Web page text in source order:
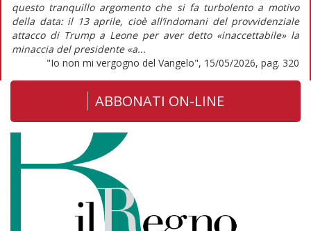
questo tranquillo argomento che si fa turbolento a motivo
della data: il 13 aprile, cioè all’indomani del provvidenziale
attacco di Trump a Leone per aver detto «inaccettabile» la
minaccia del presidente «a...
"Io non mi vergogno del Vangelo", 15/05/2026, pag. 320
ABBONATI ON-LINE